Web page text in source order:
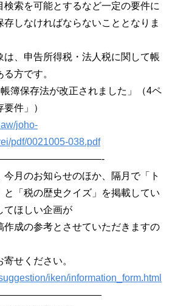
検索を可能とするなど一定の要件に
しなければならないこととなりま
は、申告所得税・法人税に関して帳
方です。
簿保存法が改正されました」（4ペ
件」）
joho-
pdf/0021005-038.pdf
今月のお知らせのほか、隔月で「ト
と「税の歴史クイズ」を掲載してい
てほしい企画が
作成の参考とさせていただきますの
せください。
iken/information_form.html